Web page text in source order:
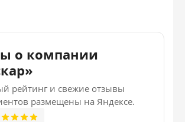
о компании
рейтинг и свежие отзывы
размещены на Яндексе.